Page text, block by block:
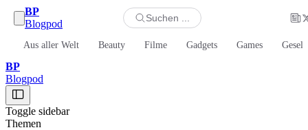
BP
Blogpod
Suchen ...
Aus aller Welt Beauty Filme Gadgets Games
BP
Blogpod
Toggle sidebar
Themen